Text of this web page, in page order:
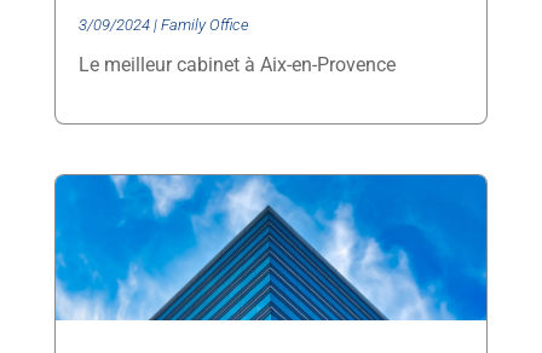
3/09/2024| Family Office
Le meilleur cabinet à Aix-en-Provence